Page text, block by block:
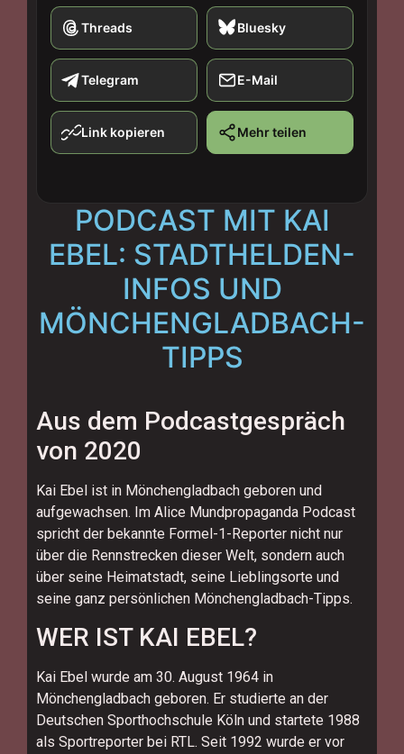
Threads Bluesky
Telegram E-Mail
Link kopieren Mehr teilen
PODCAST MIT KAI
EBEL: STADTHELDEN-
INFOS UND
MÖNCHENGLADBACH-
TIPPS
Aus dem Podcastgespräch
von 2020
Kai Ebel ist in Mönchengladbach geboren und
aufgewachsen. Im Alice Mundpropaganda Podcast
spricht der bekannte Formel-1-Reporter nicht nur
über die Rennstrecken dieser Welt, sondern auch
über seine Heimatstadt, seine Lieblingsorte und
seine ganz persönlichen Mönchengladbach-Tipps.
WER IST KAI EBEL?
Kai Ebel wurde am 30. August 1964 in
Mönchengladbach geboren. Er studierte an der
Deutschen Sporthochschule Köln und startete 1988
als Sportreporter bei RTL. Seit 1992 wurde er vor